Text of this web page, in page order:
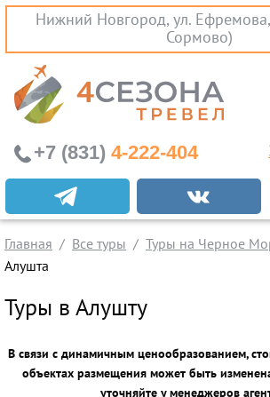
Нижний Новгород, ул.
Сормово)
Экскурсионные туры
Заграничные экскурсии
Туры на Черное Море
Абхазия
Проезд без проживания
+7 (831) 4-222-404
Главная Все туры Туры на Черное
Алушта
Туры в Алушту
В связи с динамичным ценообразованием,
объектах размещения может быть
уточняйте у менеджеров